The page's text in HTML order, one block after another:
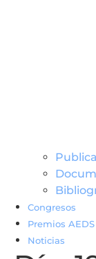
Congresos
Premios AEDS
Noticias